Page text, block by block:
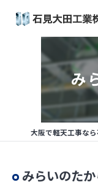
み
みらいのた